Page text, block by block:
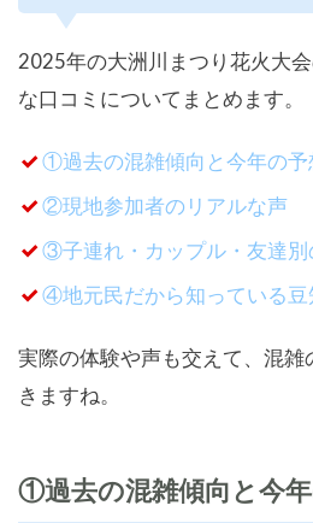
2025年の大洲川まつり花火大
な口コミについてまとめます。
①過去の混雑傾向と今年の予
②現地参加者のリアルな声
③子連れ・カップル・友達別
④地元民だから知っている豆
実際の体験や声も交えて、混雑
きますね。
①過去の混雑傾向と今